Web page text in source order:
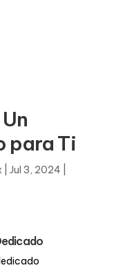
para Ti
Jul 3, 2024